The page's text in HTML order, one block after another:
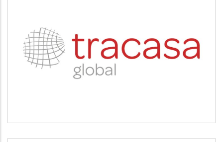
TRACASA
Servicios tecnológicos y modernización